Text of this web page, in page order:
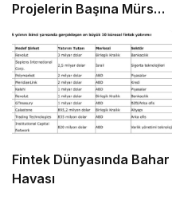
Projelerin Başına Mürsel
Fintek Dünyasında Bahar
Havası